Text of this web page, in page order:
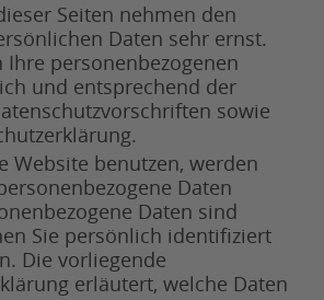
Seiten nehmen den
Daten sehr ernst.
personenbezogenen
und entsprechend der
sowie
Website benutzen, werden
Daten
Daten sind
Sie persönlich identifiziert
Die vorliegende
erläutert, welche Daten